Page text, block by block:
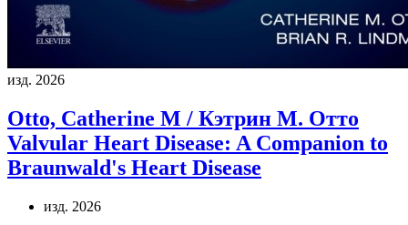
изд. 2026
Otto, Catherine M / Кэтрин М. Отто
Valvular Heart Disease: A Companion to
Braunwald's Heart Disease
изд. 2026